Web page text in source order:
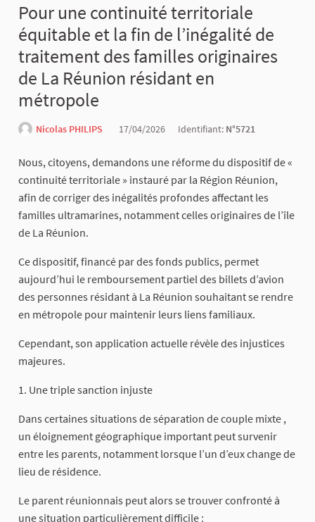
Pour une continuité territoriale
équitable et la fin de l’inégalité de
traitement des familles originaires
de La Réunion résidant en
métropole
Nicolas PHILIPS 17/04/2026 Identifiant: N°5721
Nous, citoyens, demandons une réforme du dispositif de «
continuité territoriale » instauré par la Région Réunion,
afin de corriger des inégalités profondes affectant les
familles ultramarines, notamment celles originaires de l’île
de La Réunion.
Ce dispositif, financé par des fonds publics, permet
aujourd’hui le remboursement partiel des billets d’avion
des personnes résidant à La Réunion souhaitant se rendre
en métropole pour maintenir leurs liens familiaux.
Cependant, son application actuelle révèle des injustices
majeures.
1. Une triple sanction injuste
Dans certaines situations de séparation de couple mixte ,
un éloignement géographique important peut survenir
entre les parents, notamment lorsque l’un d’eux change de
lieu de résidence.
Le parent réunionnais peut alors se trouver confronté à
une situation particulièrement difficile :